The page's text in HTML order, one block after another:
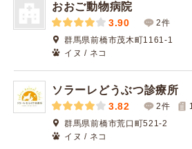
おおご動物病院
3.90
2件
群馬県前橋市茂木町1161-1
イヌ / ネコ
ソラーレどうぶつ診療所
3.82 2件 1
群馬県前橋市荒口町521-2
イヌ / ネコ